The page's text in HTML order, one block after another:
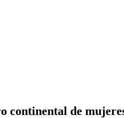
continental de